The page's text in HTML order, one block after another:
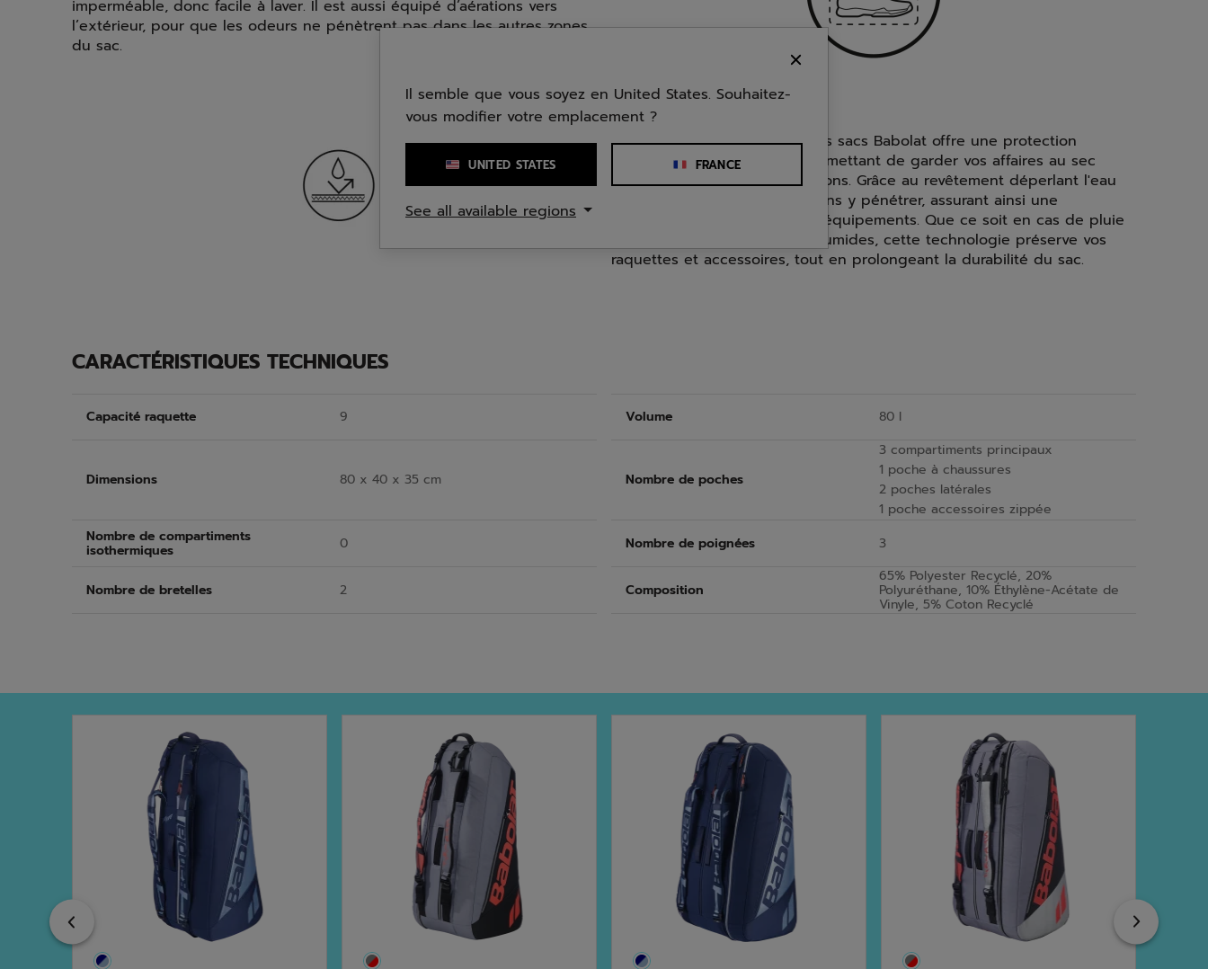
imperméable, donc facile à laver. Il est aussi équipé d’aérations vers
l’extérieur, pour que les odeurs ne pénètrent pas dans les autres zones
du sac.
DÉPERLANT
La technologie déperlante des sacs Babolat offre une protection
efficace contre l'humidité, permettant de garder vos affaires au sec
quelles que soient les conditions. Grâce au revêtement déperlant l'eau
glisse sur la surface du sac sans y pénétrer, assurant ainsi une
protection optimale pour vos équipements. Que ce soit en cas de pluie
soudaine ou d'atmosphères humides, cette technologie préserve vos
raquettes et accessoires, tout en prolongeant la durabilité du sac.
CARACTÉRISTIQUES TECHNIQUES
Capacité raquette 9 Volume 80 l
Dimensions 80 x 40 x 35 cm Nombre de poches
3 compartiments principaux
1 poche à chaussures
2 poches latérales
1 poche accessoires zippée
Nombre de compartiments
isothermiques 0 Nombre de poignées 3
Nombre de bretelles 2 Composition
65% Polyester Recyclé, 20%
Polyuréthane, 10% Éthylène-Acétate de
Vinyle, 5% Coton Recyclé
Il semble que vous soyez en United States. Souhaitez-
vous modifier votre emplacement ?
UNITED STATES FRANCE
See all available regions